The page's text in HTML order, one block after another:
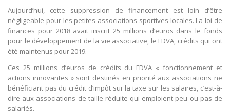
Aujourd’hui, cette suppression de financement est loin d’être
négligeable pour les petites associations sportives locales. La loi de
finances pour 2018 avait inscrit 25 millions d’euros dans le fonds
pour le développement de la vie associative, le FDVA, crédits qui ont
été maintenus pour 2019.
Ces 25 millions d’euros de crédits du FDVA « fonctionnement et
actions innovantes » sont destinés en priorité aux associations ne
bénéficiant pas du crédit d’impôt sur la taxe sur les salaires, c’est-à-
dire aux associations de taille réduite qui emploient peu ou pas de
salariés.